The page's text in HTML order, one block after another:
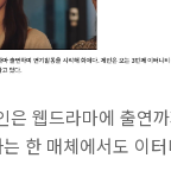
은 웹드라마에 출연
한 매체에서도 이